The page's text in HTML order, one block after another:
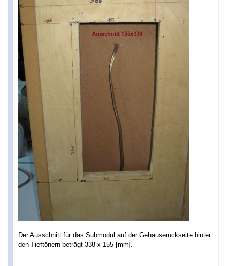
Der Ausschnitt für das Submodul auf der Gehäuserückseite hinter
den Tieftönern beträgt 338 x 155 [mm].